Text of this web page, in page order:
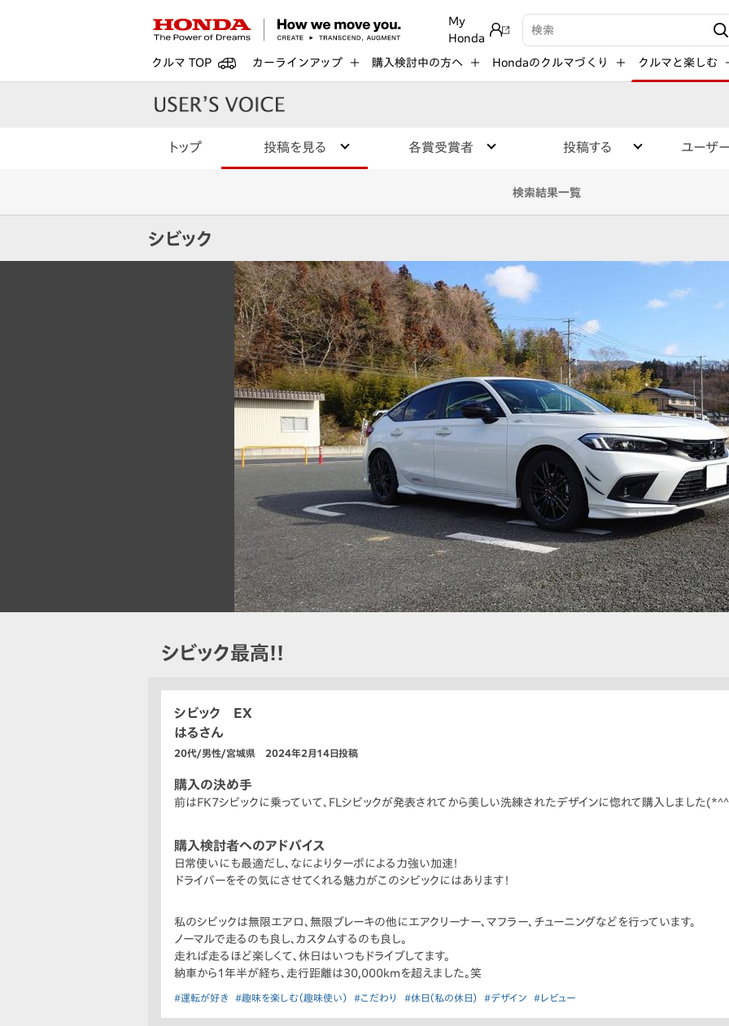
My
Honda
検索キーワード入力
クルマ TOP カーラインアップ 購入検討中の方へ Hondaのクルマづくり クルマと楽しむ
トップ 投稿を見る 各賞受賞者 投稿する ユーザ
検索結果一覧
シビック
シビック最高!!
シビック EX
はるさん
20代/男性/宮城県 2024年2月14日投稿
購入の決め手
前はFK7シビックに乗っていて､FLシビックが発表されてから美しい洗練されたデザインに惚れて購入しました
購入検討者へのアドバイス
日常使いにも最適だし､なによりターボによる力強い加速！
ドライバーをその気にさせてくれる魅力がこのシビックにはあります！
私のシビックは無限エアロ､無限ブレーキの他にエアクリーナー､マフラー､チューニングなどを行っています。
ノーマルで走るのも良し､カスタムするのも良し。
走れば走るほど楽しくて､休日はいつもドライブしてます。
納車から1年半が経ち､走行距離は30,000kmを超えました。笑
#運転が好き #趣味を楽しむ（趣味使い） #こだわり #休日（私の休日） #デザイン #レビュー